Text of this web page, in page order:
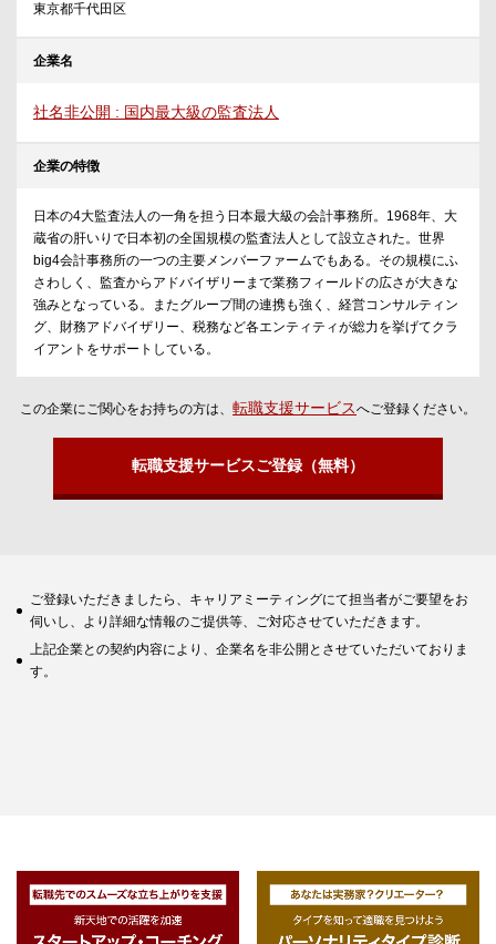
東京都千代田区
企業名
社名非公開 : 国内最大級の監査法人
企業の特徴
日本の4大監査法人の一角を担う日本最大級の会計事務所。1968年、大
蔵省の肝いりで日本初の全国規模の監査法人として設立された。世界
big4会計事務所の一つの主要メンバーファームでもある。その規模にふ
さわしく、監査からアドバイザリーまで業務フィールドの広さが大きな
強みとなっている。またグループ間の連携も強く、経営コンサルティン
グ、財務アドバイザリー、税務など各エンティティが総力を挙げてクラ
イアントをサポートしている。
この企業にご関心をお持ちの方は、 転職支援サービスへご登録ください。
転職支援サービスご登録（無料）
ご登録いただきましたら、キャリアミーティングにて担当者がご要望をお
伺いし、より詳細な情報のご提供等、ご対応させていただきます。
上記企業との契約内容により、企業名を非公開とさせていただいておりま
す。